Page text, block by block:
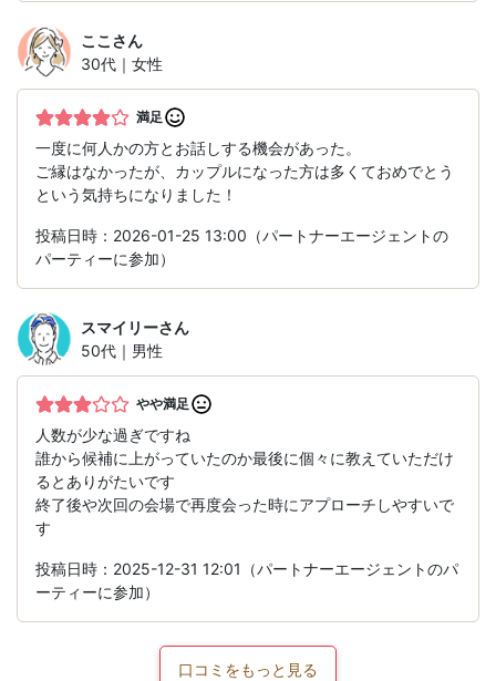
ここ さん
30代｜女性
満足
一度に何人かの方とお話しする機会があった。
ご縁はなかったが、カップルになった方は多くておめでとう
という気持ちになりました！
投稿日時：2026-01-25 13:00（パートナーエージェントの
パーティーに参加）
スマイリーさん
50代｜男性
やや満足
人数が少な過ぎですね
誰から候補に上がっていたのか最後に個々に教えていただけ
るとありがたいです
終了後や次回の会場で再度会った時にアプローチしやすいで
す
投稿日時：2025-12-31 12:01（パートナーエージェントのパ
ーティーに参加）
口コミをもっと見る